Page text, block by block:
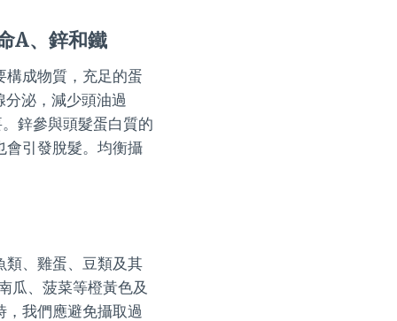
A、鋅和鐵
成物質，充足的蛋
泌，減少頭油過
鋅參與頭髮蛋白質的
會引發脫髮。均衡攝
類、雞蛋、豆類及其
瓜、菠菜等橙黃色及
我們應避免攝取過